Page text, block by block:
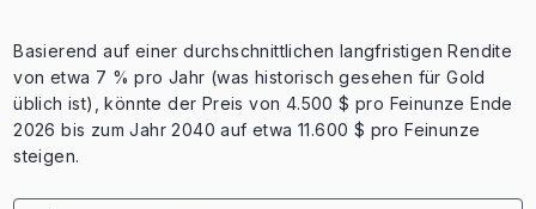
Basierend auf einer durchschnittlichen langfristigen Rendite
von etwa 7 % pro Jahr (was historisch gesehen für Gold
üblich ist), könnte der Preis von 4.500 $ pro Feinunze Ende
2026 bis zum Jahr 2040 auf etwa 11.600 $ pro Feinunze
steigen.